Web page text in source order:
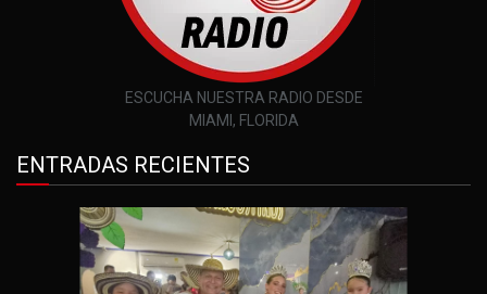
ESCUCHA NUESTRA RADIO DESDE
MIAMI, FLORIDA
ENTRADAS RECIENTES